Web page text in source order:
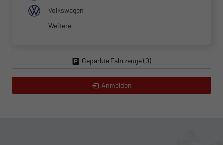
Volkswagen
Weitere
Geparkte Fahrzeuge (0)
Anmelden